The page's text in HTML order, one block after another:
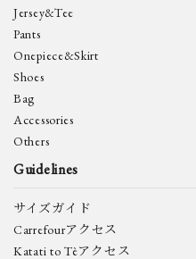
Jersey&Tee
Pants
Onepiece&Skirt
Shoes
Bag
Accessories
Others
Guidelines
サイズガイド
Carrefourアクセス
Katati to Tèアクセス